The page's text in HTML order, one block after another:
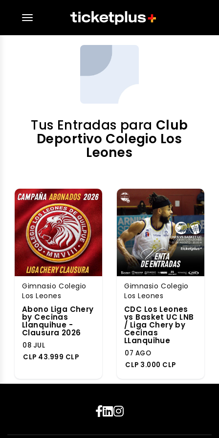
desplegar navegación
Tus Entradas para Club
Deportivo Colegio Los
Leones
Gimnasio Colegio
Los Leones
Abono Liga Chery
by Cecinas
Llanquihue -
Clausura 2026
08 JUL
CLP 43.999 CLP
Gimnasio Colegio
Los Leones
CDC Los Leones
vs Basket UC LNB
/ Liga Chery by
Cecinas
LLanquihue
07 AGO
CLP 3.000 CLP